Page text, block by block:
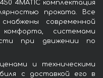
4MATIC комплектация
проката. Все
современной
комфорта, системами
при движении по
и техническими
с доставкой его в